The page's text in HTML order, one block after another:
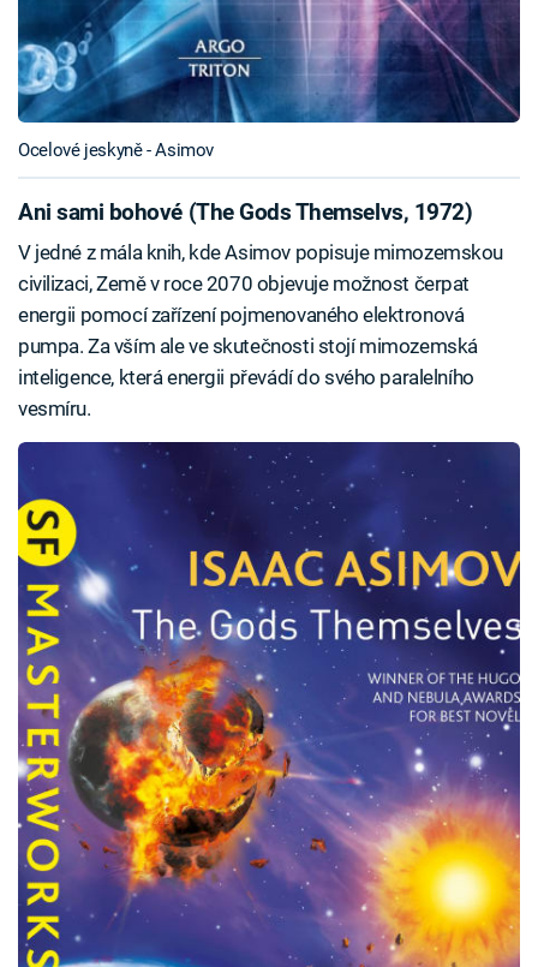
Ocelové jeskyně - Asimov
Ani sami bohové (The Gods Themselvs, 1972)
V jedné z mála knih, kde Asimov popisuje mimozemskou
civilizaci, Země v roce 2070 objevuje možnost čerpat
energii pomocí zařízení pojmenovaného elektronová
pumpa. Za vším ale ve skutečnosti stojí mimozemská
inteligence, která energii převádí do svého paralelního
vesmíru.